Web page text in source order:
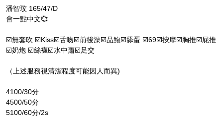
潘智玟 165/47/D
會一點中文💞
☑️無套吹 ☑️Kiss☑️舌吻☑️前後澡☑️品鮑☑️舔蛋 ☑️69☑️按摩☑️胸推☑️屁推
☑️奶炮 ☑️絲襪☑️水中蕭☑️足交
（上述服務視清潔程度可能因人而異)
4100/30分
4500/50分
5100/60分/2s